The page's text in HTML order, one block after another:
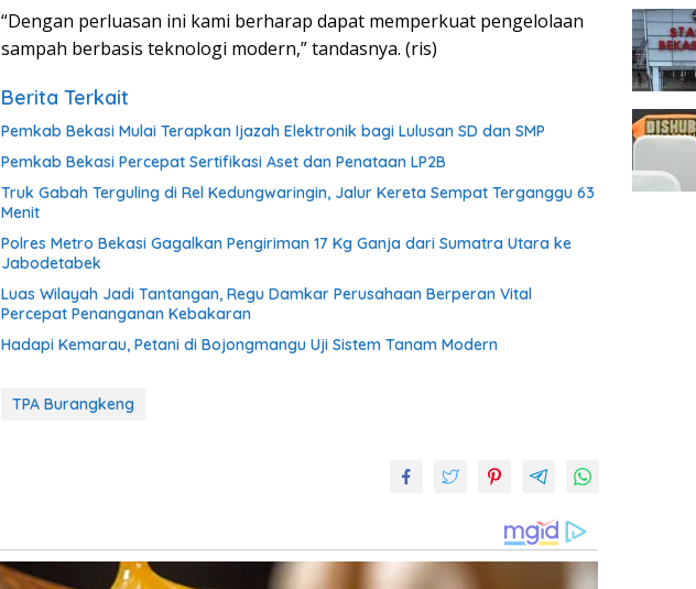
“Dengan perluasan ini kami berharap dapat memperkuat pengelolaan
sampah berbasis teknologi modern,” tandasnya. (ris)
Berita Terkait
Pemkab Bekasi Mulai Terapkan Ijazah Elektronik bagi Lulusan SD dan SMP
Pemkab Bekasi Percepat Sertifikasi Aset dan Penataan LP2B
Truk Gabah Terguling di Rel Kedungwaringin, Jalur Kereta Sempat Terganggu 63
Menit
Polres Metro Bekasi Gagalkan Pengiriman 17 Kg Ganja dari Sumatra Utara ke
Jabodetabek
Luas Wilayah Jadi Tantangan, Regu Damkar Perusahaan Berperan Vital
Percepat Penanganan Kebakaran
Hadapi Kemarau, Petani di Bojongmangu Uji Sistem Tanam Modern
TPA Burangkeng